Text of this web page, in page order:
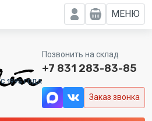
МЕНЮ
C 1995 ГОДА
Позвонить на склад
+7 831 283-83-85
Заказ звонка